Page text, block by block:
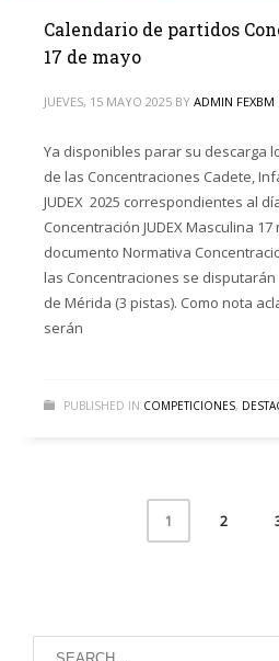
Calendario de partidos
17 de mayo
JUEVES, 15 MAYO 2025 BY ADMIN FEXBM
Ya disponibles parar su descarga
de las Concentraciones Cadete,
JUDEX 2025 correspondientes al
Concentración JUDEX Masculina 17
documento Normativa
las Concentraciones se
de Mérida (3 pistas). Como nota
serán
PUBLISHED IN COMPETICIONES,
1 2